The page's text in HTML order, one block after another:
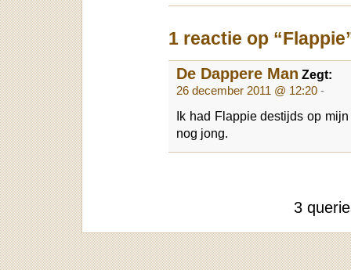
1 reactie op
De Dappere Man Zegt:
26 december 2011 @ 12:20 -
Ik had Flappie destijds op
nog jong.
3